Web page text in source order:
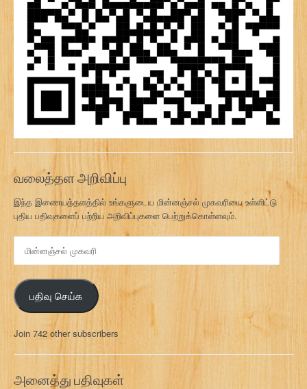
வலைத்தள அறிவிப்பு
இந்த இணையத்தளத்தில் உங்களுடைய மின்னஞ்சல் முகவரியை உள்ளிட்டு
புதிய பதிவுகளைப் பற்றிய அறிவிப்புகளை பெற்றுக்கொள்ளவும்.
ன
ஞ்
ச
ல்
க
வ
பதிவு செய்க
Join 742 other subscribers
அனைத்து பதிவுகள்